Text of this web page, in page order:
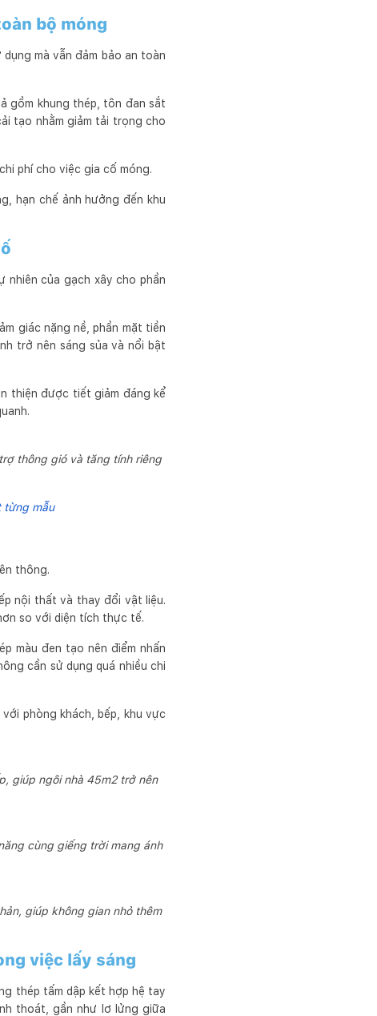
bộ móng
mà vẫn đảm bảo an toàn
gồm khung thép, tôn đan sắt
tạo nhằm giảm tải trọng cho
phí cho việc gia cố móng.
hạn chế ảnh hưởng đến khu
nhiên của gạch xây cho phần
giác nặng nề, phần mặt tiền
trở nên sáng sủa và nổi bật
thiện được tiết giảm đáng kể
thông gió và tăng tính riêng
từng mẫu
thông.
nội thất và thay đổi vật liệu.
so với diện tích thực tế.
màu đen tạo nên điểm nhấn
cần sử dụng quá nhiều chi
phòng khách, bếp, khu vực
giúp ngôi nhà 45m2 trở nên
cùng giếng trời mang ánh
giúp không gian nhỏ thêm
việc lấy sáng
thép tấm dập kết hợp hệ tay
thoát, gần như lơ lửng giữa